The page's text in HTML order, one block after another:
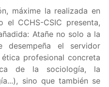
máxime la realizada en
el CCHS-CSIC presenta,
Atañe no solo a la
desempeña el servidor
profesional concreta
de la sociología, la
sino que también se